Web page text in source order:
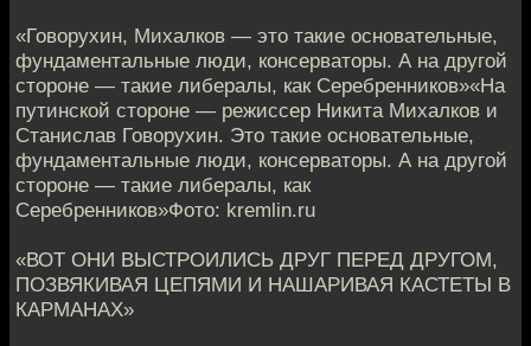
«Говорухин, Михалков — это такие основательные,
фундаментальные люди, консерваторы. А на другой
стороне — такие либералы, как Серебренников»«На
путинской стороне — режиссер Никита Михалков и
Станислав Говорухин. Это такие основательные,
фундаментальные люди, консерваторы. А на другой
стороне — такие либералы, как
Серебренников»Фото: kremlin.ru
«ВОТ ОНИ ВЫСТРОИЛИСЬ ДРУГ ПЕРЕД ДРУГОМ,
ПОЗВЯКИВАЯ ЦЕПЯМИ И НАШАРИВАЯ КАСТЕТЫ В
КАРМАНАХ»